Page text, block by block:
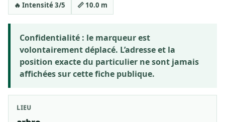
🔥 Intensité 3/5 📏 10.0 m
Confidentialité : le marqueur est
volontairement déplacé. L’adresse et la
position exacte du particulier ne sont jamais
affichées sur cette fiche publique.
LIEU